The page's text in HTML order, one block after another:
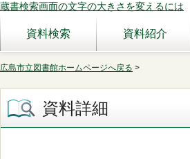
蔵書検索画面の文字の大きさを変えるには
資料検索 資料紹介
広島市立図書館ホームページへ戻る >
資料詳細